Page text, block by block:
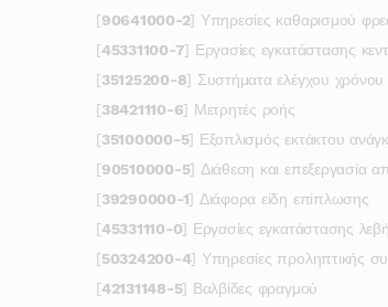
[90641000-2] Υπηρεσίες καθαρισμού
[45331100-7] Εργασίες εγκατάστασης
[35125200-8] Συστήματα ελέγχου
[38421110-6] Μετρητές ροής
[35100000-5] Εξοπλισμός εκτάκτου
[90510000-5] Διάθεση και επεξεργασία
[39290000-1] Διάφορα είδη επίπλωσης
[45331110-0] Εργασίες εγκατάστασης
[50324200-4] Υπηρεσίες προληπτικής
[42131148-5] Βαλβίδες φραγμού